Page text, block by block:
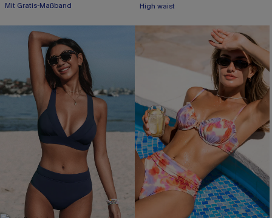
High waist
High waist